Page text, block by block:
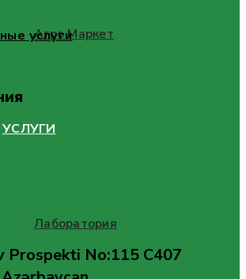
Агро Маркет
УСЛУГИ
Лаборатория
услуги
Prospekti No:115 C407